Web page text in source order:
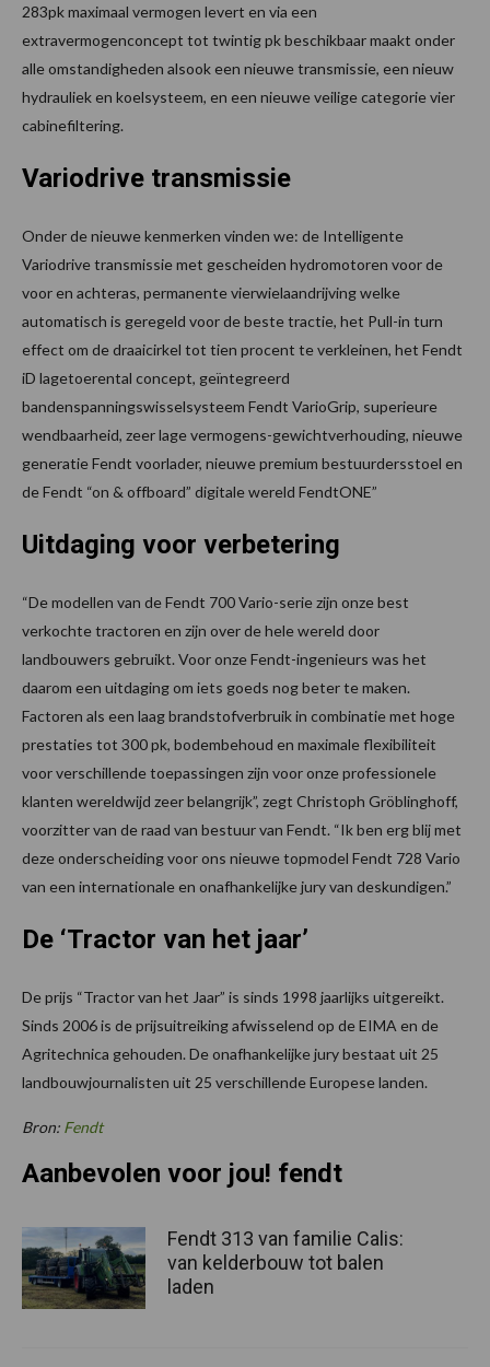
283pk maximaal vermogen levert en via een
extravermogenconcept tot twintig pk beschikbaar maakt onder
alle omstandigheden alsook een nieuwe transmissie, een nieuw
hydrauliek en koelsysteem, en een nieuwe veilige categorie vier
cabinefiltering.
Variodrive transmissie
Onder de nieuwe kenmerken vinden we: de Intelligente
Variodrive transmissie met gescheiden hydromotoren voor de
voor en achteras, permanente vierwielaandrijving welke
automatisch is geregeld voor de beste tractie, het Pull-in turn
effect om de draaicirkel tot tien procent te verkleinen, het Fendt
iD lagetoerental concept, geïntegreerd
bandenspanningswisselsysteem Fendt VarioGrip, superieure
wendbaarheid, zeer lage vermogens-gewichtverhouding, nieuwe
generatie Fendt voorlader, nieuwe premium bestuurdersstoel en
de Fendt “on & offboard” digitale wereld FendtONE”
Uitdaging voor verbetering
“De modellen van de Fendt 700 Vario-serie zijn onze best
verkochte tractoren en zijn over de hele wereld door
landbouwers gebruikt. Voor onze Fendt-ingenieurs was het
daarom een uitdaging om iets goeds nog beter te maken.
Factoren als een laag brandstofverbruik in combinatie met hoge
prestaties tot 300 pk, bodembehoud en maximale flexibiliteit
voor verschillende toepassingen zijn voor onze professionele
klanten wereldwijd zeer belangrijk”, zegt Christoph Gröblinghoff,
voorzitter van de raad van bestuur van Fendt. “Ik ben erg blij met
deze onderscheiding voor ons nieuwe topmodel Fendt 728 Vario
van een internationale en onafhankelijke jury van deskundigen.”
De ‘Tractor van het jaar’
De prijs “Tractor van het Jaar” is sinds 1998 jaarlijks uitgereikt.
Sinds 2006 is de prijsuitreiking afwisselend op de EIMA en de
Agritechnica gehouden. De onafhankelijke jury bestaat uit 25
landbouwjournalisten uit 25 verschillende Europese landen.
Bron: Fendt
Aanbevolen voor jou! fendt
Fendt 313 van familie Calis:
van kelderbouw tot balen
laden